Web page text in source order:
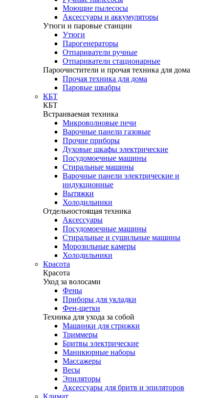
Моющие пылесосы
Аксессуары и аккумуляторы
Утюги и паровые станции
Утюги
Парогенераторы
Отпариватели ручные
Отпариватели стационарные
Пароочистители и прочая техника для дома
Прочая техника для дома
Паровые швабры
КБТ
КБТ
Встраиваемая техника
Микроволновые печи
Варочные панели газовые
Прочие приборы
Духовые шкафы электрические
Посудомоечные машины
Стиральные машины
Варочные панели электрические и
индукционные
Вытяжки
Холодильники
Отдельностоящая техника
Аксессуары
Посудомоечные машины
Стиральные и сушильные машины
Морозильные камеры
Холодильники
Красота
Красота
Уход за волосами
Фены
Приборы для укладки
Фен-щетки
Техника для ухода за собой
Машинки для стрижки
Триммеры
Бритвы электрические
Маникюрные наборы
Массажеры
Весы
Эпиляторы
Аксессуары для бритв и эпиляторов
Климат